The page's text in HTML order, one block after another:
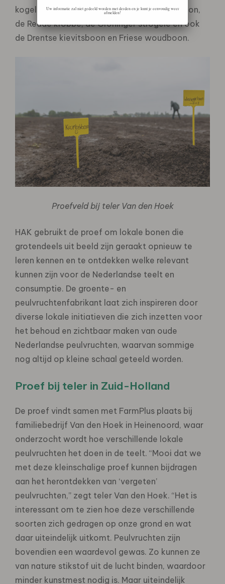
kogelboon, de Noord-Hollandse krombekboon,
de Reade krobbe, de Groninger strogele en ook
de Drentse kievitsboon en Friese woudboon.
Proefveld bij teler Van den Hoek
HAK gebruikt de proef om lokale bonen die
grotendeels uit beeld zijn geraakt opnieuw te
leren kennen en te ontdekken welke relevant
kunnen zijn voor de Nederlandse teelt en
consumptie. De groente- en
peulvruchtenfabrikant laat zich inspireren door
diverse lokale initiatieven die zich inzetten voor
het behoud en zichtbaar maken van oude
Nederlandse peulvruchten, waarvan sommige
nog altijd op kleine schaal geteeld worden.
Proef bij teler in Zuid-Holland
De proef vindt samen met FarmPlus plaats bij
familiebedrijf Van den Hoek in Heinenoord, waar
onderzocht wordt hoe verschillende lokale
peulvruchten het doen in de teelt. “Mooi dat we
met deze kleinschalige proef kunnen bijdragen
aan het herontdekken van ‘vergeten’
peulvruchten,” zegt teler Van den Hoek. “Het is
interessant om te zien hoe deze verschillende
soorten zich gedragen op onze grond en wat
daar uiteindelijk uitkomt. Peulvruchten zijn
bovendien een waardevol gewas. Zo kunnen ze
van nature stikstof uit de lucht binden, waardoor
minder kunstmest nodig is. Maar uiteindelijk
Uw informatie zal niet gedeeld worden met derden en je kunt je eenvoudig weer
afmelden!